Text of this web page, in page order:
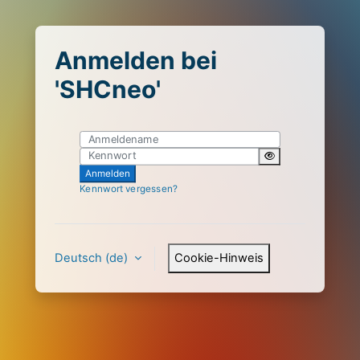
Anmelden bei
'SHCneo'
Anmeldename
Kennwort
Anmelden
Kennwort vergessen?
Deutsch ‎(de)‎ Cookie-Hinweis